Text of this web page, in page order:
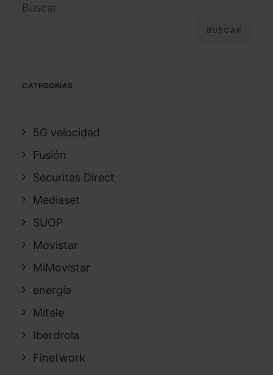
Buscar
BUSCAR
CATEGORÍAS
5G velocidad
Fusión
Securitas Direct
Mediaset
SUOP
Movistar
MiMovistar
energía
Mitele
Iberdrola
Finetwork